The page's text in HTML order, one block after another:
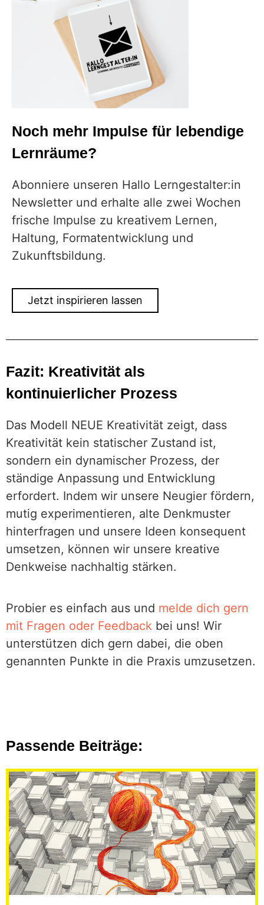
Noch mehr Impulse für lebendige
Lernräume?
Abonniere unseren Hallo Lerngestalter:in
Newsletter und erhalte alle zwei Wochen
frische Impulse zu kreativem Lernen,
Haltung, Formatentwicklung und
Zukunftsbildung.
Jetzt inspirieren lassen
Fazit: Kreativität als
kontinuierlicher Prozess
Das Modell NEUE Kreativität zeigt, dass
Kreativität kein statischer Zustand ist,
sondern ein dynamischer Prozess, der
ständige Anpassung und Entwicklung
erfordert. Indem wir unsere Neugier fördern,
mutig experimentieren, alte Denkmuster
hinterfragen und unsere Ideen konsequent
umsetzen, können wir unsere kreative
Denkweise nachhaltig stärken.
Probier es einfach aus und melde dich gern
mit Fragen oder Feedback bei uns! Wir
unterstützen dich gern dabei, die oben
genannten Punkte in die Praxis umzusetzen.
Passende Beiträge: